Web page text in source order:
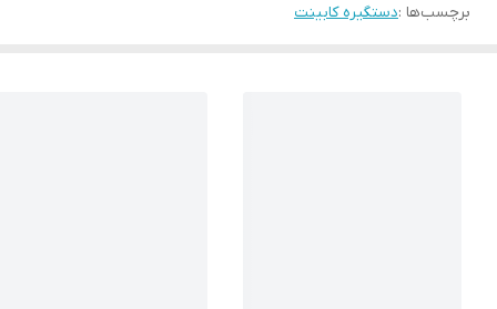
برچسب‌ها :دستگیره کابینت